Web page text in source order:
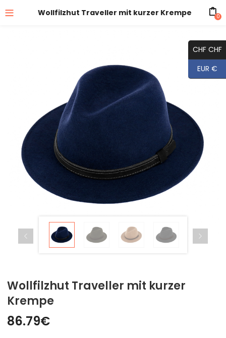
Wollfilzhut Traveller mit kurzer Krempe 0
Wollfilzhut Traveller mit kurzer
Krempe
86.79€
CHF CHF
EUR €